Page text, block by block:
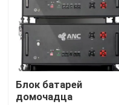
Коммерческие
батарея 48v Lifepo4
батарея тележки
Блок батарей
домочадца